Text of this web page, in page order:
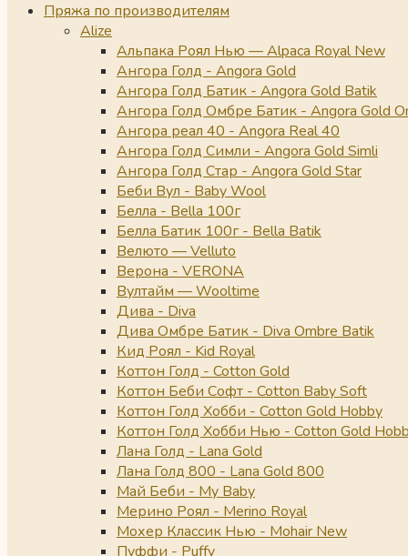
Пряжа по производителям
Alize
Альпака Роял Нью — Alpaca Royal New
Ангора Голд - Angora Gold
Ангора Голд Батик - Angora Gold Batik
Ангора Голд Омбре Батик - Angora Gold
Ангора реал 40 - Angora Real 40
Ангора Голд Симли - Angora Gold Simli
Ангора Голд Стар - Angora Gold Star
Беби Вул - Baby Wool
Белла - Bella 100г
Белла Батик 100г - Bella Batik
Велюто — Velluto
Верона - VERONA
Вултайм — Wooltime
Дива - Diva
Дива Омбре Батик - Diva Ombre Batik
Кид Роял - Kid Royal
Коттон Голд - Cotton Gold
Коттон Беби Софт - Cotton Baby Soft
Коттон Голд Хобби - Cotton Gold Hobby
Коттон Голд Хобби Нью - Cotton Gold
Лана Голд - Lana Gold
Лана Голд 800 - Lana Gold 800
Май Беби - My Baby
Мерино Роял - Merino Royal
Мохер Классик Нью - Mohair New
Пуффи - Puffy